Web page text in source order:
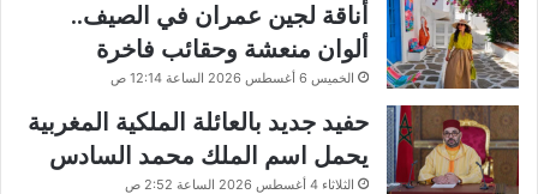
أناقة لجين عمران في الصيف..
ألوان منعشة وحقائب فاخرة
الخميس 6 أغسطس 2026 الساعة 12:14 ص
حفيد جديد بالعائلة الملكية المغربية
يحمل اسم الملك محمد السادس
الثلاثاء 4 أغسطس 2026 الساعة 2:52 ص